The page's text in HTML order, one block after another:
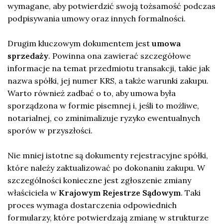
wymagane, aby potwierdzić swoją tożsamość podczas
podpisywania umowy oraz innych formalności.
Drugim kluczowym dokumentem jest umowa
sprzedaży. Powinna ona zawierać szczegółowe
informacje na temat przedmiotu transakcji, takie jak
nazwa spółki, jej numer KRS, a także warunki zakupu.
Warto również zadbać o to, aby umowa była
sporządzona w formie pisemnej i, jeśli to możliwe,
notarialnej, co zminimalizuje ryzyko ewentualnych
sporów w przyszłości.
Nie mniej istotne są dokumenty rejestracyjne spółki,
które należy zaktualizować po dokonaniu zakupu. W
szczególności konieczne jest zgłoszenie zmiany
właściciela w Krajowym Rejestrze Sądowym. Taki
proces wymaga dostarczenia odpowiednich
formularzy, które potwierdzają zmianę w strukturze